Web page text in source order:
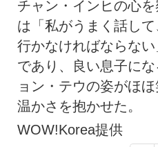
チャン・インヒの心
は「私がうまく話し
行かなければならな
であり、良い息子に
ョン・テウの姿がほ
温かさを抱かせた。
WOW!Korea提供